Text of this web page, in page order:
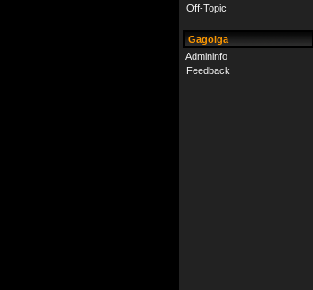
Off-Topic
Gagolga
Admininfo
Feedback